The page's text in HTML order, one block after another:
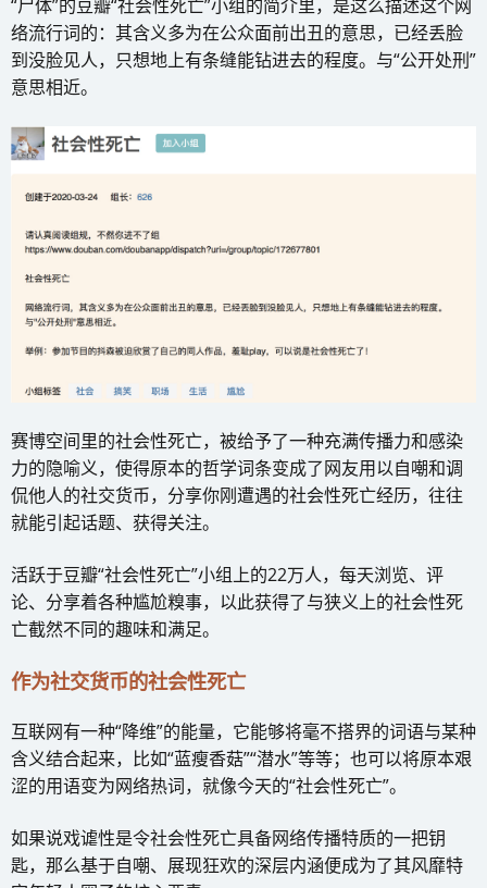
“尸体”的豆瓣“社会性死亡”小组的简介里，是这么描述这个网
络流行词的：其含义多为在公众面前出丑的意思，已经丢脸
到没脸见人，只想地上有条缝能钻进去的程度。与“公开处刑”
意思相近。
赛博空间里的社会性死亡，被给予了一种充满传播力和感染
力的隐喻义，使得原本的哲学词条变成了网友用以自嘲和调
侃他人的社交货币，分享你刚遭遇的社会性死亡经历，往往
就能引起话题、获得关注。
活跃于豆瓣“社会性死亡”小组上的22万人，每天浏览、评
论、分享着各种尴尬糗事，以此获得了与狭义上的社会性死
亡截然不同的趣味和满足。
作为社交货币的社会性死亡
互联网有一种“降维”的能量，它能够将毫不搭界的词语与某种
含义结合起来，比如“蓝瘦香菇”“潜水”等等；也可以将原本艰
涩的用语变为网络热词，就像今天的“社会性死亡”。
如果说戏谑性是令社会性死亡具备网络传播特质的一把钥
匙，那么基于自嘲、展现狂欢的深层内涵便成为了其风靡特